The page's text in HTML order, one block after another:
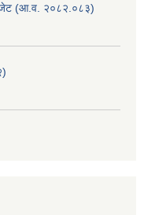
बजेट (आ.व. २०८२.०८३)